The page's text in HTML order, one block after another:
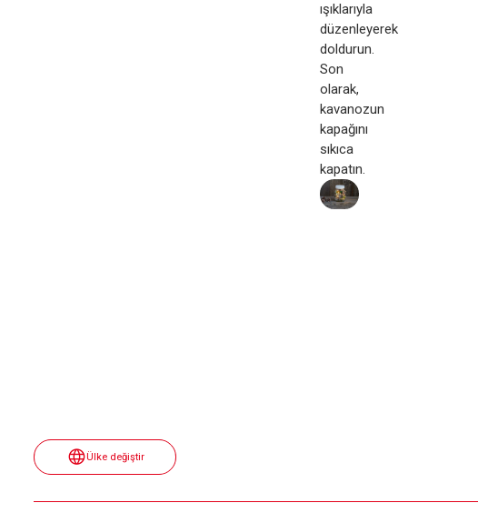
ışıklarıyla
düzenleyerek
doldurun.
Son
olarak,
kavanozun
kapağını
sıkıca
kapatın.
Ülke değiştir